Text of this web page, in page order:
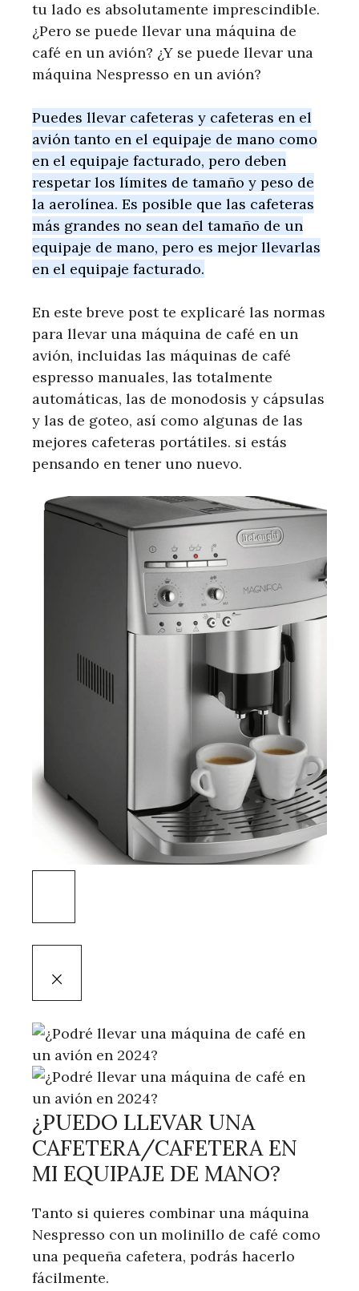
tu lado es absolutamente imprescindible.
¿Pero se puede llevar una máquina de
café en un avión? ¿Y se puede llevar una
máquina Nespresso en un avión?
Puedes llevar cafeteras y cafeteras en el
avión tanto en el equipaje de mano como
en el equipaje facturado, pero deben
respetar los límites de tamaño y peso de
la aerolínea. Es posible que las cafeteras
más grandes no sean del tamaño de un
equipaje de mano, pero es mejor llevarlas
en el equipaje facturado.
En este breve post te explicaré las normas
para llevar una máquina de café en un
avión, incluidas las máquinas de café
espresso manuales, las totalmente
automáticas, las de monodosis y cápsulas
y las de goteo, así como algunas de las
mejores cafeteras portátiles. si estás
pensando en tener uno nuevo.
¿PUEDO LLEVAR UNA
CAFETERA/CAFETERA EN
MI EQUIPAJE DE MANO?
Tanto si quieres combinar una máquina
Nespresso con un molinillo de café como
una pequeña cafetera, podrás hacerlo
fácilmente.